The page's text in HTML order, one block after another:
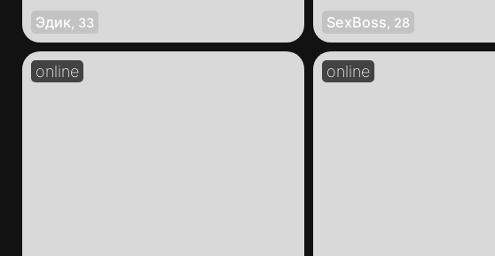
Эдик, 33 SexBoss, 28